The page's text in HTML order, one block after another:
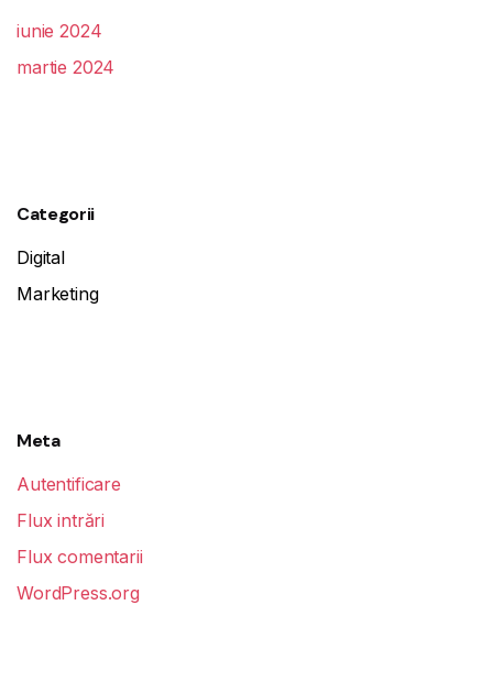
iunie 2024
martie 2024
Categorii
Digital
Marketing
Meta
Autentificare
Flux intrări
Flux comentarii
WordPress.org